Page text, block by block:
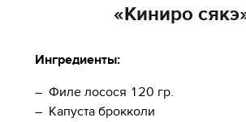
«Киниро
Ингредиенты:
– Филе лосося 120 гр.
– Капуста брокколи